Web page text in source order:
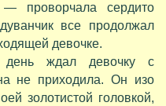
сердито
все продолжал
девочке.
день ждал девочку с
не приходила. Он изо
золотистой головкой,